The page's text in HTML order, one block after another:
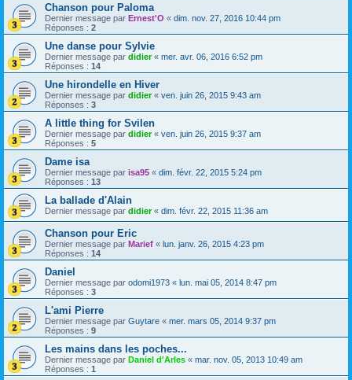
Chanson pour Paloma
Dernier message par Ernest'O « dim. nov. 27, 2016 10:44 pm
Réponses : 2
Une danse pour Sylvie
Dernier message par didier« mer. avr. 06, 2016 6:52 pm
Réponses : 14
Une hirondelle en Hiver
Dernier message par didier« ven. juin 26, 2015 9:43 am
Réponses : 3
A little thing for Svilen
Dernier message par didier« ven. juin 26, 2015 9:37 am
Réponses : 5
Dame isa
Dernier message par isa95 « dim. févr. 22, 2015 5:24 pm
Réponses : 13
La ballade d'Alain
Dernier message par didier« dim. févr. 22, 2015 11:36 am
Chanson pour Eric
Dernier message par Marief « lun. janv. 26, 2015 4:23 pm
Réponses : 14
Daniel
Dernier message par odomi1973 « lun. mai 05, 2014 8:47 pm
Réponses : 3
L'ami Pierre
Dernier message par Guytare « mer. mars 05, 2014 9:37 pm
Réponses : 9
Les mains dans les poches...
Dernier message par Daniel d'Arles « mar. nov. 05, 2013 10:49 am
Réponses : 1